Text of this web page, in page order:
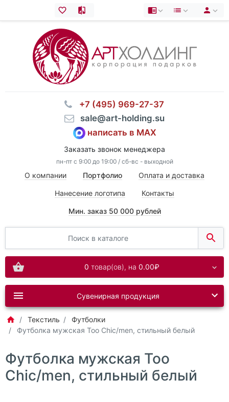
⠀+7 (495) 969-27-37
⠀sale@art-holding.su
написать в MAX
Заказать звонок менеджера
пн-пт с 9:00 до 19:00 / сб-вс - выходной
О компании Портфолио Оплата и доставка
Нанесение логотипа Контакты
Мин. заказ 50 000 рублей
0 товар(ов), на 0.00₽
Сувенирная продукция
Текстиль
Футболки
Футболка мужская Too Chic/men, стильный белый
Футболка мужская Too
Chic/men, стильный белый